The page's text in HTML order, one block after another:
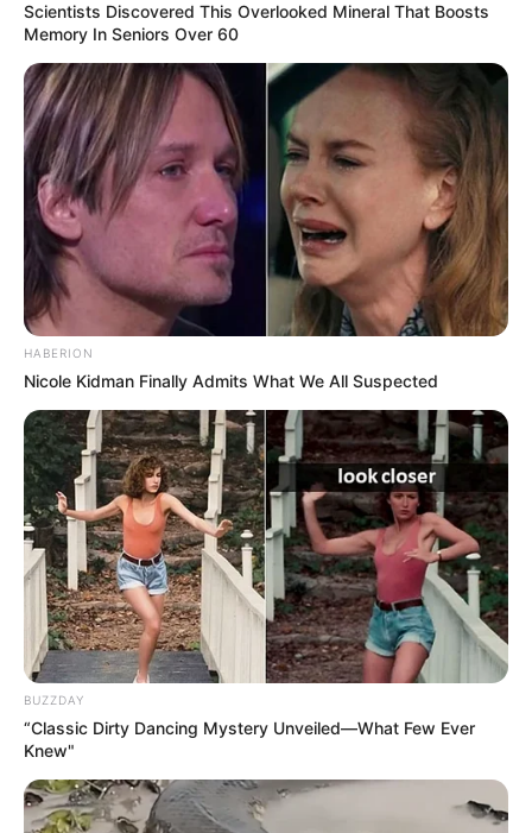
Matérias Bônus
🧊 Filho de ACS se torna Médico
🧊Cidades que distribuíram Motos
🧊Parcela Única do Saúde 360: Pagamento
🧊Aplicativos de namoro se multiplicam no Brasil...
🧊Cálculo da Insalubridade sobre o base
.
🧊Entretenimento: Os melhores doramas
Scientists Discovered This Overlooked Mineral That Boosts
Memory In Seniors Over 60
HABERION
Nicole Kidman Finally Admits What We All Suspected
BUZZDAY
“Classic Dirty Dancing Mystery Unveiled—What Few Ever
Knew"